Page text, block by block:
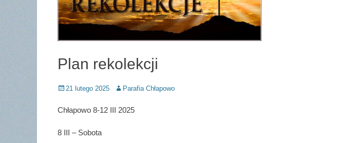
Plan rekolekcji
Posted
21 lutego 2025 Author
Parafia Chłapowo
Chłapowo 8-12 III 2025
8 III – Sobota